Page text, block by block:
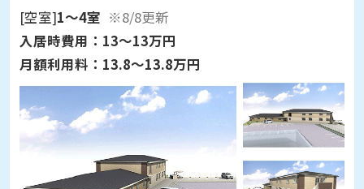
[空室]1～4室 ※8/8更新
入居時費用： 13～13万円
月額利用料： 13.8～13.8万円